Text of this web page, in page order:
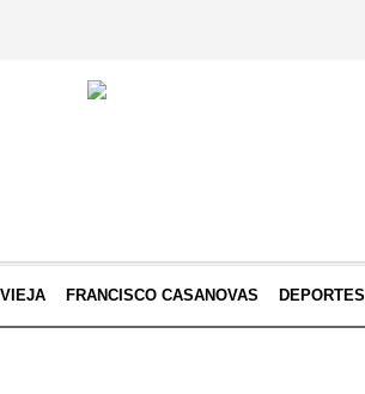
FRANCISCO CASANOVAS DEPORTES